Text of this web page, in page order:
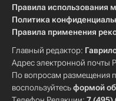
Правила использования
Политика
Правила применения
Главный редактор:
Адрес электронной почты
По вопросам размещения
воспользуйтесьформой